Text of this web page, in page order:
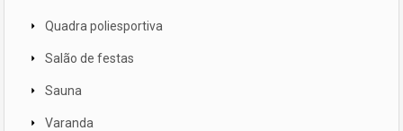
Quadra poliesportiva
Salão de festas
Sauna
Varanda